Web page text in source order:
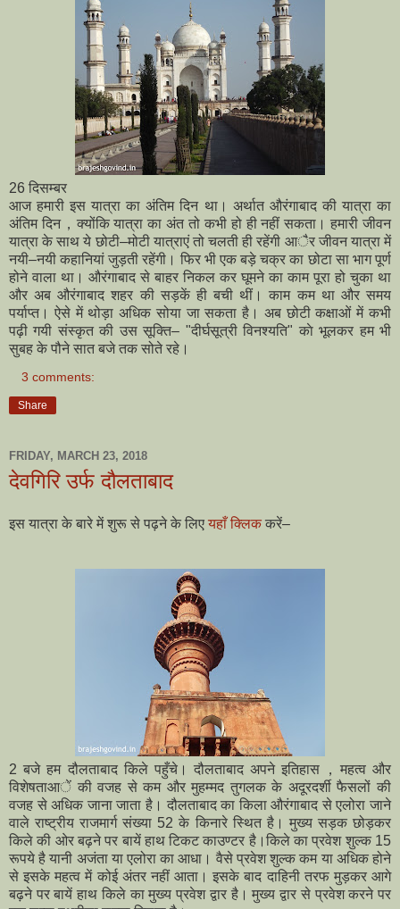
26 दिसम्बर
आज हमारी इस यात्रा का अंतिम दिन था। अर्थात औरंगाबाद की यात्रा का
अंतिम दिन，क्योंकि यात्रा का अंत तो कभी हो ही नहीं सकता। हमारी जीवन
यात्रा के साथ ये छोटी–मोटी यात्राएं तो चलती ही रहेंगी आैर जीवन यात्रा में
नयी–नयी कहानियां जुड़ती रहेंगी। फिर भी एक बड़े चक्र का छोटा सा भाग पूर्ण
होने वाला था। औरंगाबाद से बाहर निकल कर घूमने का काम पूरा हो चुका था
और अब औरंगाबाद शहर की सड़कें ही बची थीं। काम कम था और समय
पर्याप्त। ऐसे में थोड़ा अधिक सोया जा सकता है। अब छोटी कक्षाओं में कभी
पढ़ी गयी संस्कृत की उस सूक्ति– "दीर्घसूत्री विनश्यति" काे भूलकर हम भी
सुबह के पौने सात बजे तक सोते रहे।
3 comments:
Share
FRIDAY, MARCH 23, 2018
देवगिरि उर्फ दौलताबाद
इस यात्रा के बारे में शुरू से पढ़ने के लिए यहाँ क्लिक करें–
2 बजे हम दौलताबाद किले पहुँचे। दौलताबाद अपने इतिहास，महत्व और
विशेषताआें की वजह से कम और मुहम्मद तुगलक के अदूरदर्शी फैसलों की
वजह से अधिक जाना जाता है। दौलताबाद का किला औरंगाबाद से एलोरा जाने
वाले राष्ट्रीय राजमार्ग संख्या 52 के किनारे स्थित है। मुख्य सड़क छोड़कर
किले की ओर बढ़ने पर बायें हाथ टिकट काउण्टर है। किले का प्रवेश शुल्क 15
रूपये है यानी अजंता या एलोरा का आधा। वैसे प्रवेश शुल्क कम या अधिक होने
से इसके महत्व में कोई अंतर नहीं आता। इसके बाद दाहिनी तरफ मुड़कर आगे
बढ़ने पर बायें हाथ किले का मुख्य प्रवेश द्वार है।मुख्य द्वार से प्रवेश करने पर